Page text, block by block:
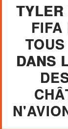
FIFA
DANS